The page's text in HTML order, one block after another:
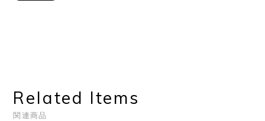
Related Items
関連商品